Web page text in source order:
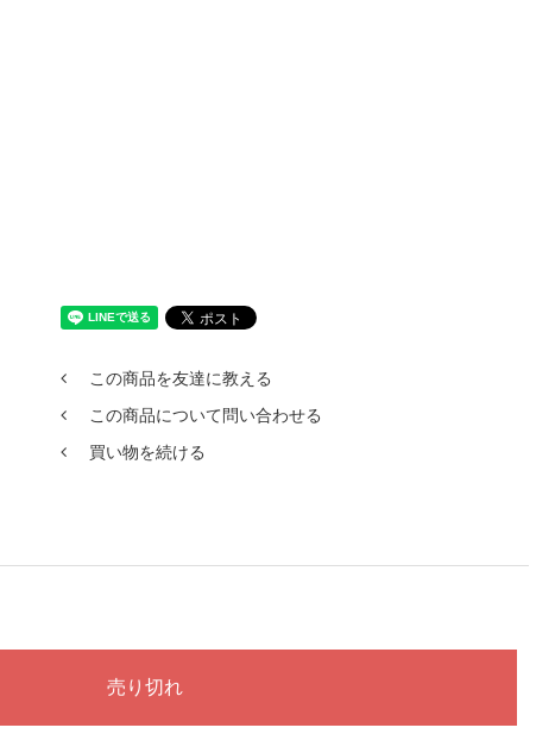
この商品を友達に教える
この商品について問い合わせる
買い物を続ける